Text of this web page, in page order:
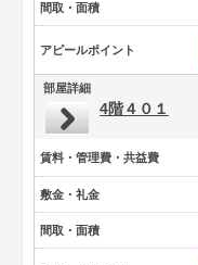
間取・面積
アピールポイント
部屋詳細
4階４０１
賃料・管理費・共益費
敷金・礼金
間取・面積